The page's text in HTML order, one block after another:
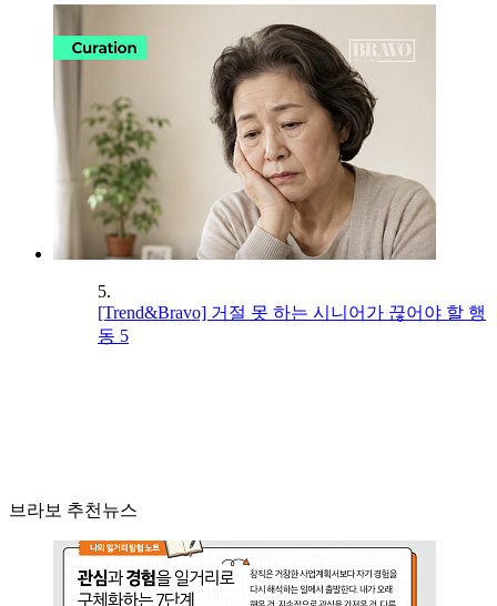
5.
[Trend&Bravo] 거절 못 하는 시니어가 끊어야 할 행
동 5
브라보 추천뉴스